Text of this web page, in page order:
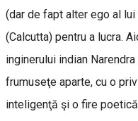
(dar de fapt alter ego al lui
(Calcutta) pentru a lucra.
inginerului indian
frumuseţe aparte, cu o
inteligenţă şi o fire